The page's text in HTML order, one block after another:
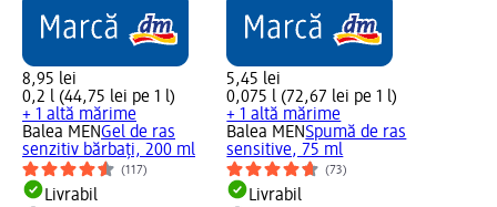
8,95 lei
0,2 l (44,75 lei pe 1 l)
+ 1 altă mărime
Balea MENGel de ras
senzitiv bărbați, 200 ml
(117)
Livrabil
5,45 lei
0,075 l (72,67 lei pe 1 l)
+ 1 altă mărime
Balea MENSpumă de ras
sensitive, 75 ml
(73)
Livrabil